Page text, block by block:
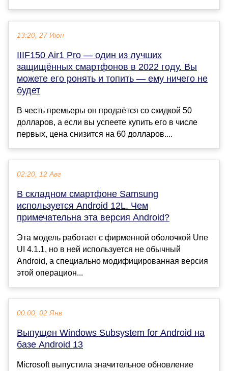
13:20, 27 Июн
IIIF150 Air1 Pro — один из лучших
защищённых смартфонов в 2022 году. Вы
можете его ронять и топить — ему ничего не
будет
В честь премьеры он продаётся со скидкой 50
долларов, а если вы успеете купить его в числе
первых, цена снизится на 60 долларов....
02:20, 12 Авг
В складном смартфоне Samsung
используется Android 12L. Чем
примечательна эта версия Android?
Эта модель работает с фирменной оболочкой Une
UI 4.1.1, но в ней используется не обычный
Android, а специально модифицированная версия
этой операцион...
00:00, 02 Янв
Выпущен Windows Subsystem for Android на
базе Android 13
Microsoft выпустила значительное обновление